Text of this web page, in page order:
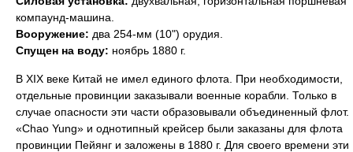
компаунд-машина.
Вооружение: два 254-мм (10") орудия.
Спущен на воду: ноябрь 1880 г.
В XIX веке Китай не имел единого флота. При необходимости,
отдельные провинции заказывали военные корабли. Только в
случае опасности эти части образовывали объединенный флот.
«Chao Yung» и однотипный крейсер были заказаны для флота
провинции Пейянг и заложены в 1880 г. Для своего времени эти